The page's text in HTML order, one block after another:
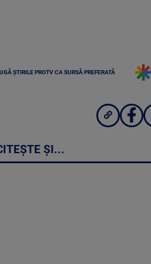
ȘTIRILE PROTV CA SURSĂ PREFERATĂ
ȘI...